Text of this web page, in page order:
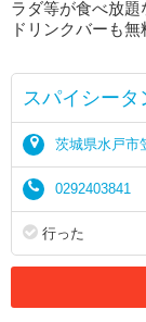
ラダ等が食べ放題
ドリンクバーも無
スパイシータ
茨城県水戸市
0292403841
行った